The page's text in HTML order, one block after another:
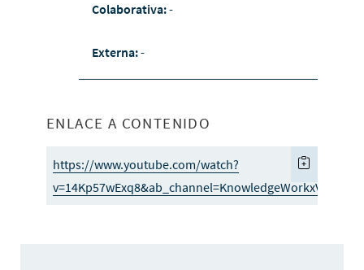
Colaborativa:-
Externa:-
ENLACE A CONTENIDO
https://www.youtube.com/watch?
v=14Kp57wExq8&ab_channel=KnowledgeWorkxVideo